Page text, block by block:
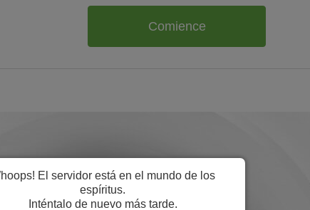
Comience
El servidor está en el mundo de los
espíritus.
Inténtalo de nuevo más tarde.